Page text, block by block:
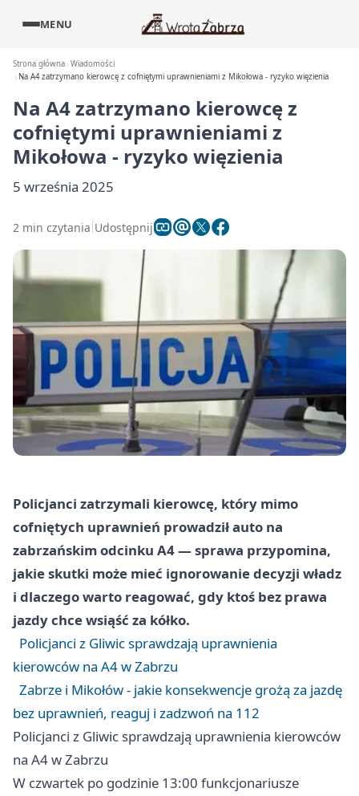
MENU
Strona główna Wiadomości
Na A4 zatrzymano kierowcę z cofniętymi uprawnieniami z Mikołowa - ryzyko więzienia
Na A4 zatrzymano kierowcę z
cofniętymi uprawnieniami z
Mikołowa - ryzyko więzienia
5 września 2025
2 min czytania Udostępnij
Policjanci zatrzymali kierowcę, który mimo
cofniętych uprawnień prowadził auto na
zabrzańskim odcinku A4 — sprawa przypomina,
jakie skutki może mieć ignorowanie decyzji władz
i dlaczego warto reagować, gdy ktoś bez prawa
jazdy chce wsiąść za kółko.
Policjanci z Gliwic sprawdzają uprawnienia
kierowców na A4 w Zabrzu
Zabrze i Mikołów - jakie konsekwencje grożą za jazdę
bez uprawnień, reaguj i zadzwoń na 112
Policjanci z Gliwic sprawdzają uprawnienia kierowców
na A4 w Zabrzu
W czwartek po godzinie 13:00 funkcjonariusze